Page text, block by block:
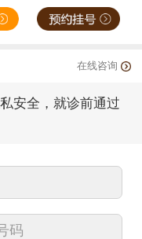
在线咨询
安全，就诊前通过